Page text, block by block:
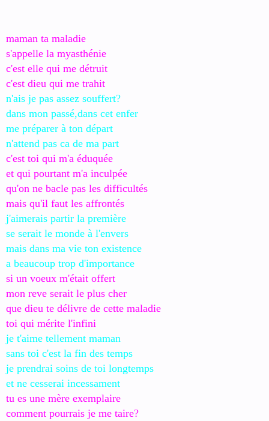
maman ta maladie
s'appelle la myasthénie
c'est elle qui me détruit
c'est dieu qui me trahit
n'ais je pas assez souffert?
dans mon passé,dans cet enfer
me préparer à ton départ
n'attend pas ca de ma part
c'est toi qui m'a éduquée
et qui pourtant m'a inculpée
qu'on ne bacle pas les difficultés
mais qu'il faut les affrontés
j'aimerais partir la première
se serait le monde à l'envers
mais dans ma vie ton existence
a beaucoup trop d'importance
si un voeux m'était offert
mon reve serait le plus cher
que dieu te délivre de cette maladie
toi qui mérite l'infini
je t'aime tellement maman
sans toi c'est la fin des temps
je prendrai soins de toi longtemps
et ne cesserai incessament
tu es une mère exemplaire
comment pourrais je me taire?